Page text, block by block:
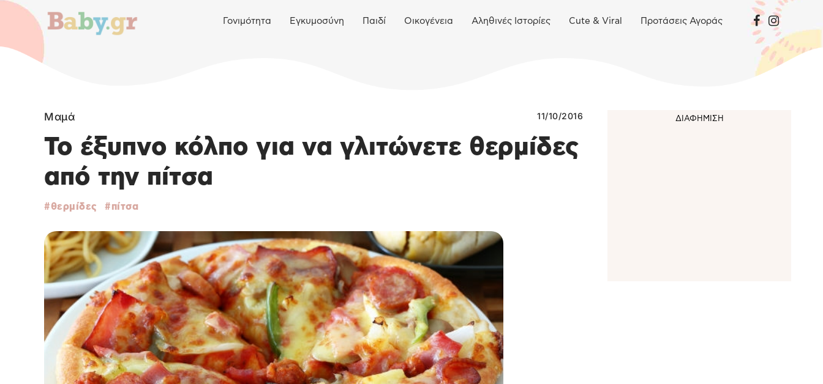
Γονιμότητα Εγκυμοσύνη Παιδί Οικογένεια Αληθινές Ιστορίες Cute & Viral Προτάσεις Αγοράς
Μαμά 11/10/2016
Το έξυπνο κόλπο για να γλιτώνετε θερμίδες
από την πίτσα
θερμίδες πίτσα